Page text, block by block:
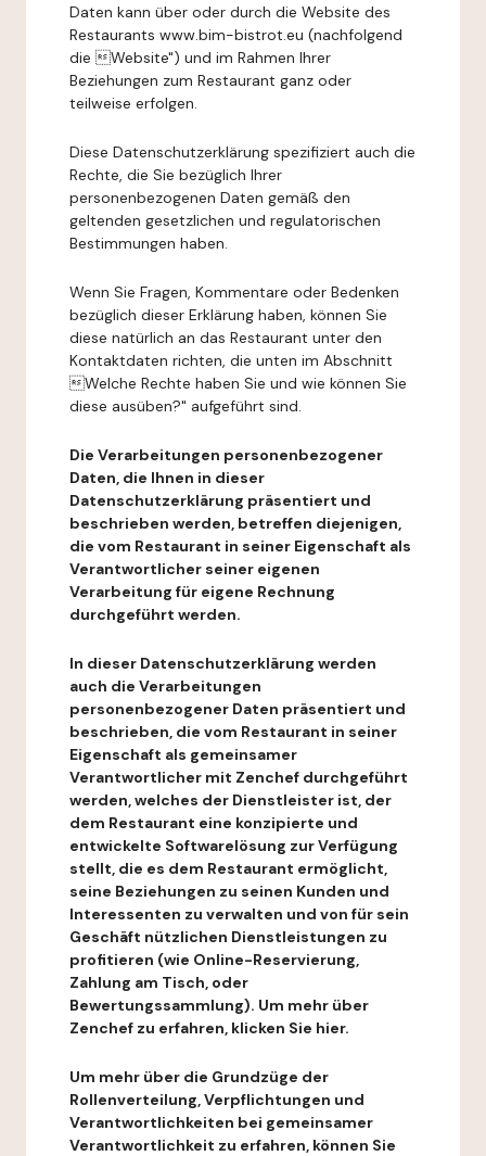
Daten kann über oder durch die Website des
Restaurants www.bim-bistrot.eu (nachfolgend
die Website") und im Rahmen Ihrer
Beziehungen zum Restaurant ganz oder
teilweise erfolgen.
Diese Datenschutzerklärung spezifiziert auch die
Rechte, die Sie bezüglich Ihrer
personenbezogenen Daten gemäß den
geltenden gesetzlichen und regulatorischen
Bestimmungen haben.
Wenn Sie Fragen, Kommentare oder Bedenken
bezüglich dieser Erklärung haben, können Sie
diese natürlich an das Restaurant unter den
Kontaktdaten richten, die unten im Abschnitt
Welche Rechte haben Sie und wie können Sie
diese ausüben?" aufgeführt sind.
Die Verarbeitungen personenbezogener
Daten, die Ihnen in dieser
Datenschutzerklärung präsentiert und
beschrieben werden, betreffen diejenigen,
die vom Restaurant in seiner Eigenschaft als
Verantwortlicher seiner eigenen
Verarbeitung für eigene Rechnung
durchgeführt werden.
In dieser Datenschutzerklärung werden
auch die Verarbeitungen
personenbezogener Daten präsentiert und
beschrieben, die vom Restaurant in seiner
Eigenschaft als gemeinsamer
Verantwortlicher mit Zenchef durchgeführt
werden, welches der Dienstleister ist, der
dem Restaurant eine konzipierte und
entwickelte Softwarelösung zur Verfügung
stellt, die es dem Restaurant ermöglicht,
seine Beziehungen zu seinen Kunden und
Interessenten zu verwalten und von für sein
Geschäft nützlichen Dienstleistungen zu
profitieren (wie Online-Reservierung,
Zahlung am Tisch, oder
Bewertungssammlung). Um mehr über
Zenchef zu erfahren, klicken Sie hier.
Um mehr über die Grundzüge der
Rollenverteilung, Verpflichtungen und
Verantwortlichkeiten bei gemeinsamer
Verantwortlichkeit zu erfahren, können Sie